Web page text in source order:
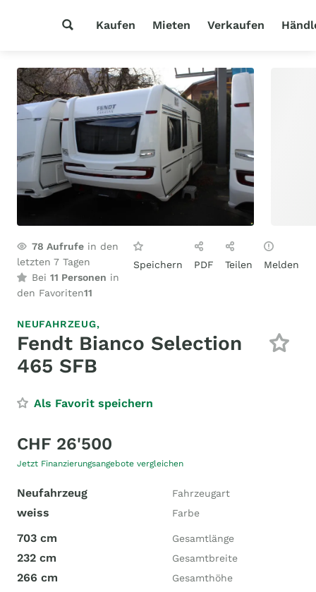
Kaufen Mieten Verkaufen
78 Aufrufe in den
letzten 7 Tagen
Bei 11 Personen in
den Favoriten11
Speichern PDF Teilen Melden
NEUFAHRZEUG,
Fendt Bianco Selection
465 SFB
Als Favorit speichern
CHF 26'500
Jetzt Finanzierungsangebote vergleichen
Neufahrzeug Fahrzeugart
weiss Farbe
703 cm Gesamtlänge
232 cm Gesamtbreite
266 cm Gesamthöhe